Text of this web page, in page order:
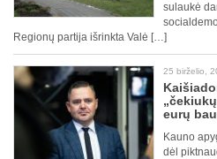
sulaukė
Regionų partija išrinkta Valė […]
25 birželio,
eurų
Kauno
dėl